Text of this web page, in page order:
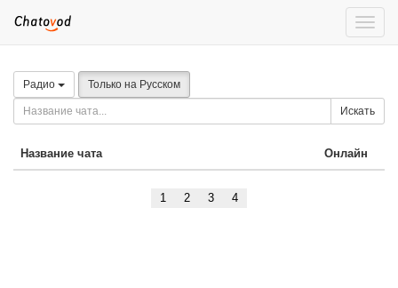
Toggle
Радио Только на Русском
Искать
Название чата Онлайн
1 2 3 4